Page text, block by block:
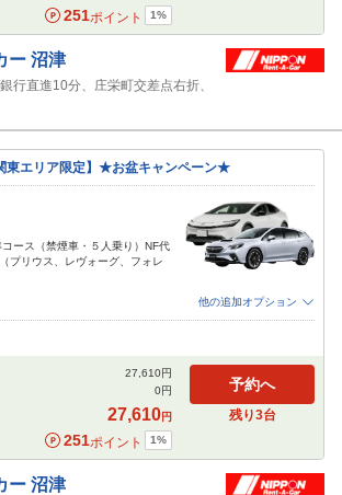
251ポイント 1%
ー 沼津
行直進10分、庄栄町交差点右折、
東エリア限定】★お盆キャンペーン★
ース（禁煙車・５人乗り）NF代
プリウス、レヴォーグ、フォレ
他の追加オプション
27,610円
0円
27,610円
251ポイント 1%
予約へ
残り3台
ー 沼津